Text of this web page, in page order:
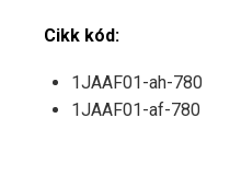
Cikk kód:
1JAAF01-ah-780
1JAAF01-af-780